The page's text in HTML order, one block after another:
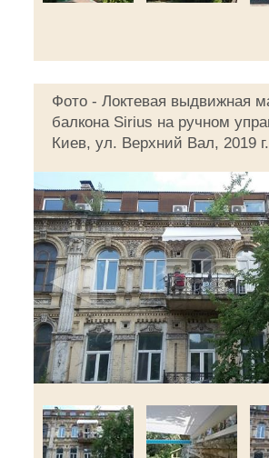
Фото - Локтевая выдвижная
балкона Sirius на ручном
Киев, ул. Верхний Вал, 2019 г.
◄